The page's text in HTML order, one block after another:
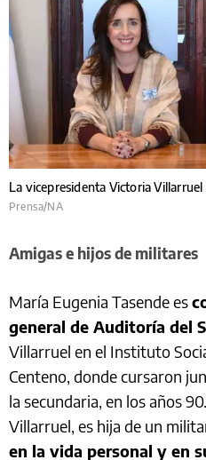
La vicepresidenta Victoria
Prensa/NA
Amigas e hijos de militares
María Eugenia Tasende es
general de Auditoría del
Villarruel en el Instituto
Centeno, donde cursaron
la secundaria, en los años
Villarruel, es hija de un
en la vida personal y en